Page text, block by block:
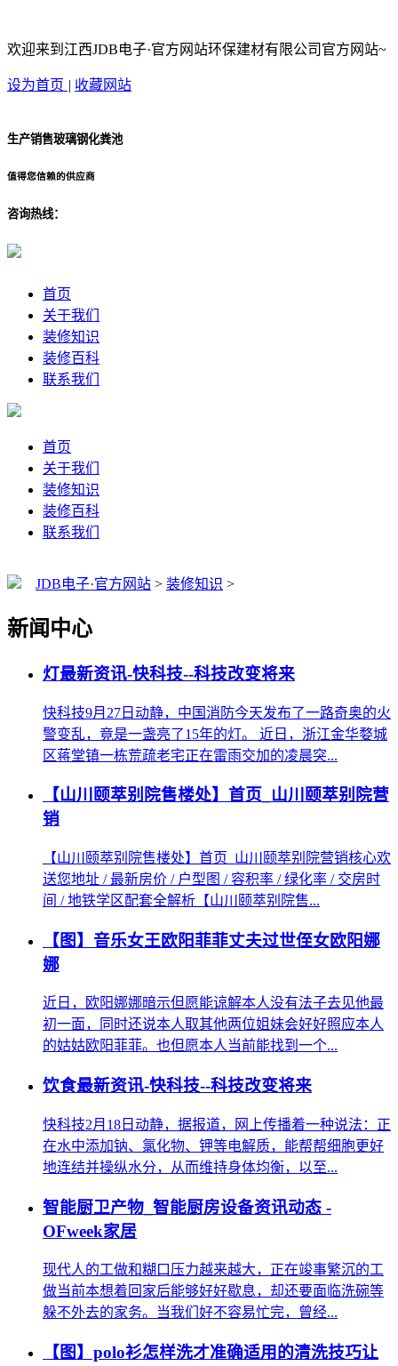
欢迎来到江西JDB电子·官方网站环保建材有限公司官方网站~
设为首页 | 收藏网站
生产销售玻璃钢化粪池
值得您信赖的供应商
咨询热线：
首页
关于我们
装修知识
装修百科
联系我们
首页
关于我们
装修知识
装修百科
联系我们
JDB电子·官方网站 > 装修知识 >
新闻中心
灯最新资讯-快科技--科技改变将来
快科技9月27日动静，中国消防今天发布了一路奇奥的火
警变乱，竟是一盏亮了15年的灯。 近日，浙江金华婺城
区蒋堂镇一栋荒疏老宅正在雷雨交加的凌晨突...
【山川颐萃别院售楼处】首页_山川颐萃别院营
销
【山川颐萃别院售楼处】首页_山川颐萃别院营销核心欢
送您地址 / 最新房价 / 户型图 / 容积率 / 绿化率 / 交房时
间 / 地铁学区配套全解析【山川颐萃别院售...
【图】音乐女王欧阳菲菲丈夫过世侄女欧阳娜
娜
近日，欧阳娜娜暗示但愿能谅解本人没有法子去见他最
初一面，同时还说本人取其他两位姐妹会好好照应本人
的姑姑欧阳菲菲。也但愿本人当前能找到一个...
饮食最新资讯-快科技--科技改变将来
快科技2月18日动静，据报道，网上传播着一种说法：正
在水中添加钠、氯化物、钾等电解质，能帮帮细胞更好
地连结并操纵水分，从而维持身体均衡，以至...
智能厨卫产物_智能厨房设备资讯动态 -
OFweek家居
现代人的工做和糊口压力越来越大，正在竣事繁沉的工
做当前本想着回家后能够好好歇息，却还要面临洗碗等
躲不外去的家务。当我们好不容易忙完，曾经...
【图】polo衫怎样洗才准确适用的清洗技巧让